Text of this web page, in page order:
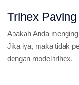
Trihex
Apakah Anda
Jika iya, maka tidak
dengan model trihex.